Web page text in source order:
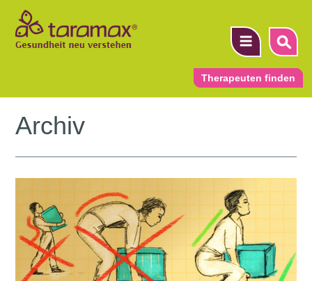
Therapeuten finden
▼
▼
Archiv